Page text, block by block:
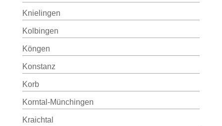
Knielingen
Kolbingen
Köngen
Konstanz
Korb
Korntal-Münchingen
Kraichtal